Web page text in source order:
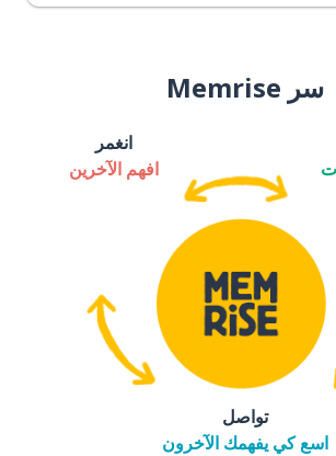
سر Memrise
انغمر
افهم الآخرين
تواصل
اسع كي يفهمك الآخرون